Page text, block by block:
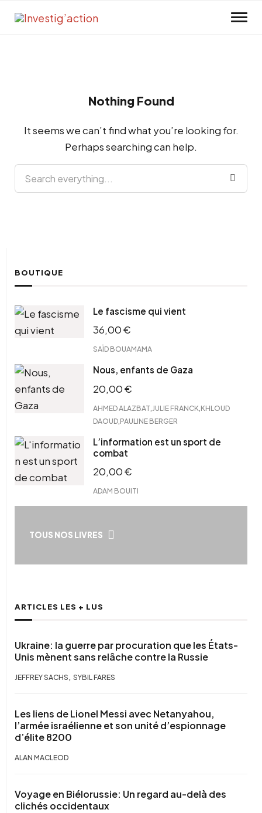
Nothing Found
It seems we can’t find what you’re looking for.
Perhaps searching can help.
BOUTIQUE
Le fascisme qui vient
36,00€
SAÏD BOUAMAMA
Nous, enfants de Gaza
20,00€
AHMED ALAZBAT JULIE FRANCK KHLOUD
DAOUD PAULINE BERGER
L’information est un sport de
combat
20,00€
ADAM BOUITI
TOUS NOS LIVRES
ARTICLES LES + LUS
Ukraine: la guerre par procuration que les États-
Unis mènent sans relâche contre la Russie
JEFFREY SACHS , SYBIL FARES
Les liens de Lionel Messi avec Netanyahou,
l’armée israélienne et son unité d’espionnage
d’élite 8200
ALAN MACLEOD
Voyage en Biélorussie: Un regard au-delà des
clichés occidentaux